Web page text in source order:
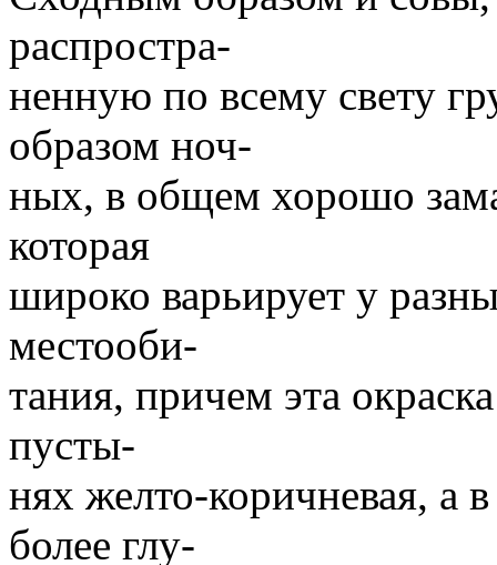
распростра-
ненную по всему свету
образом ноч-
ных, в общем хорошо
которая
широко варьирует у
местооби-
тания, причем эта
пусты-
нях желто-коричневая, а
более глу-